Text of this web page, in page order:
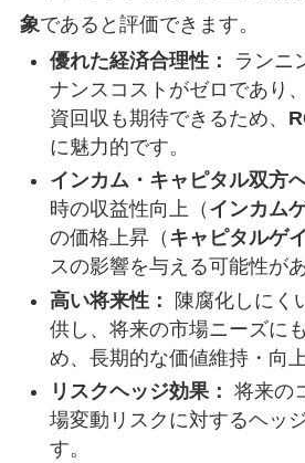
象であると評価できます。
優れた経済合理性：
ランニ
ナンスコストがゼロであり
資回収も期待できるため、
に魅力的です。
インカム・キャピタル双方
時の収益性向上（ インカム
の価格上昇（ キャピタルゲ
スの影響を与える可能性が
高い将来性：
陳腐化しにく
供し、将来の市場ニーズに
め、長期的な価値維持・向
リスクヘッジ効果： 将来の
場変動リスクに対するヘッ
す。